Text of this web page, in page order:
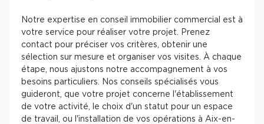
Notre expertise en conseil immobilier commercial est à
votre service pour réaliser votre projet. Prenez
contact pour préciser vos critères, obtenir une
sélection sur mesure et organiser vos visites. À chaque
étape, nous ajustons notre accompagnement à vos
besoins particuliers. Nos conseils spécialisés vous
guideront, que votre projet concerne l'établissement
de votre activité, le choix d'un statut pour un espace
de travail, ou l'installation de vos opérations à Aix-en-